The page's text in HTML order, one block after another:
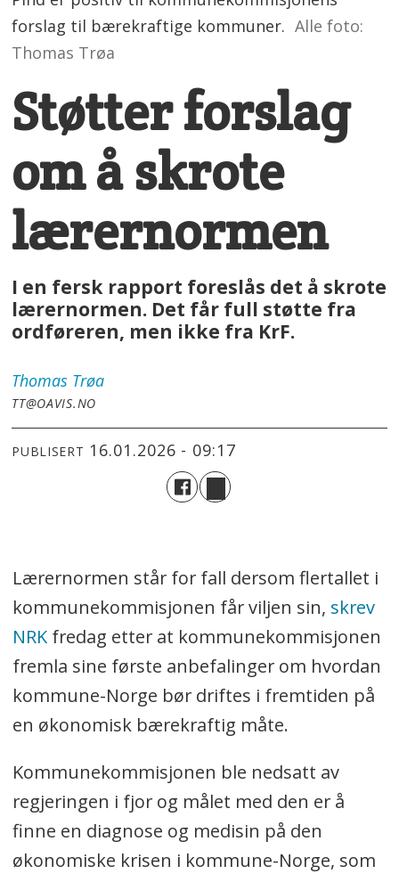
forslag til bærekraftige kommuner. Alle foto:
Thomas Trøa
Støtter forslag
om å skrote
lærernormen
I en fersk rapport foreslås det å skrote
lærernormen. Det får full støtte fra
ordføreren, men ikke fra KrF.
Thomas Trøa
TT@OAVIS.NO
PUBLISERT 16.01.2026 - 09:17
Lærernormen står for fall dersom flertallet i
kommunekommisjonen får viljen sin, skrev
NRKfredag etter at kommunekommisjonen
fremla sine første anbefalinger om hvordan
kommune-Norge bør driftes i fremtiden på
en økonomisk bærekraftig måte.
Kommunekommisjonen ble nedsatt av
regjeringen i fjor og målet med den er å
finne en diagnose og medisin på den
økonomiske krisen i kommune-Norge, som